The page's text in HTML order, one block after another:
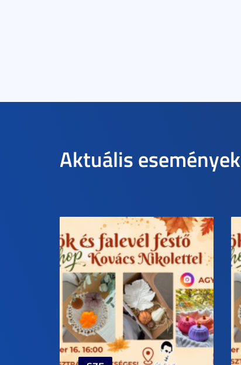
Aktuális események